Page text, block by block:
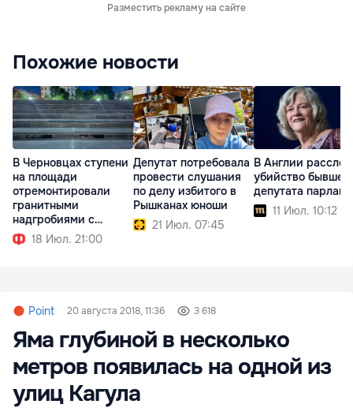
Разместить рекламу на сайте
Похожие новости
В Черновцах ступени
на площади
отремонтировали
гранитными
надгробиями с
портретами
18 Июл. 21:00
Депутат потребовала
провести слушания
по делу избитого в
Рышканах юноши
21 Июл. 07:45
В Англии
убийство
депутата
11 Июл. 10:12
Point 20 августа 2018, 11:36 3 618
Яма глубиной в несколько
метров появилась на одной из
улиц Кагула